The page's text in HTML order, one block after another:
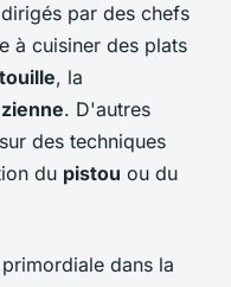
par des chefs
à cuisiner des plats
, la
. D'autres
des techniques
du pistou ou du
dans la